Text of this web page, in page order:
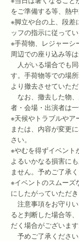
をご準備する等、熱
※脚立や台の上、段差
ッフの指示に従って
※手荷物、レジャーシ
周辺での座り込み等は
人がいる場合でも
す。手荷物等での場
より撤去させていただ
なお、撤去した物
者・会場・出演者は
※天候やトラブルやア
または、内容が変更
さい。
※やむを得ずイベント
よるいかなる損害に
ません。予めご了承く
※イベントのスムーズ
にしたがっていただ
注意事項をお守り
ると判断した場合等
だく場合がございます
予めご了承ください